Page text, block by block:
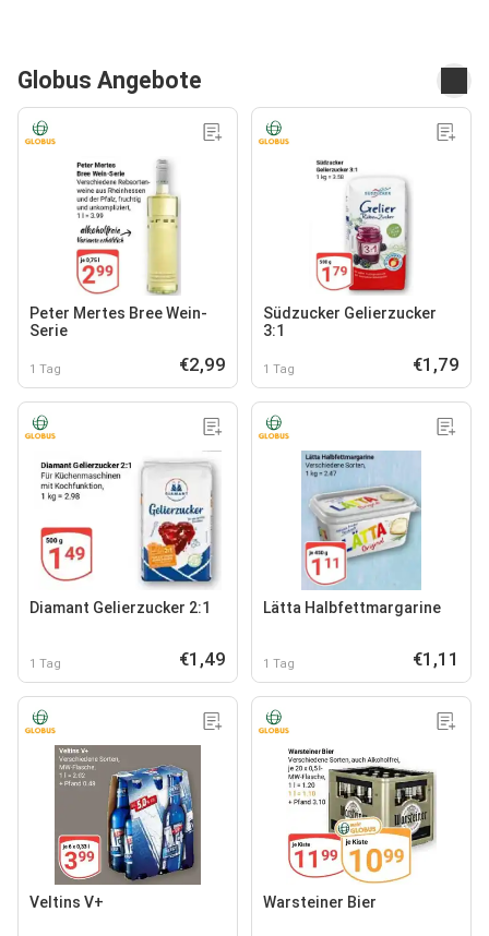
Globus Angebote
Peter Mertes Bree Wein-
Serie
1 Tag €2,99
Südzucker Gelierzucker
3:1
1 Tag €1,79
Diamant Gelierzucker 2:1
1 Tag €1,49
Lätta Halbfettmargarine
1 Tag €1,11
Veltins V+ Warsteiner Bier